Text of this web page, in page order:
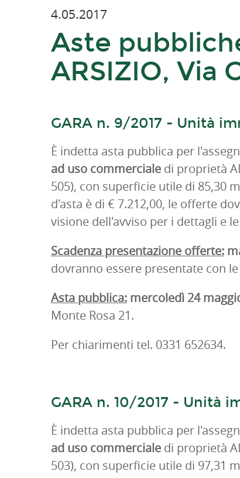
4.05.2017
Aste
ARSIZIO, Via
GARA n. 9/2017 - Unità
È indetta asta pubblica per
ad uso commerciale di proprietà
505), con superficie utile di 85,30
d'asta è di € 7.212,00, le offerte
visione dell'avviso per i dettagli e
Scadenza presentazione offerte:
dovranno essere presentate con
Asta pubblica: mercoledì 24
Monte Rosa 21.
Per chiarimenti tel. 0331 652634.
GARA n. 10/2017 - Unità
È indetta asta pubblica per
ad uso commerciale di proprietà
503), con superficie utile di 97,31